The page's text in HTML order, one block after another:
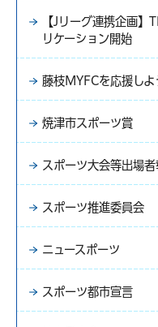
【Jリーグ連携企画
リケーション開始
藤枝MYFCを応援しよ
焼津市スポーツ賞
スポーツ大会等出場
スポーツ推進委員会
ニュースポーツ
スポーツ都市宣言